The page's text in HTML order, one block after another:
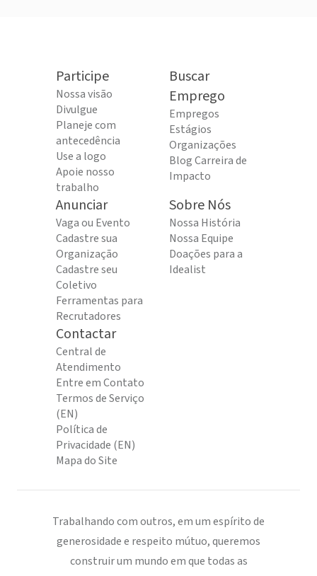
Participe
Nossa visão
Divulgue
Planeje com
antecedência
Use a logo
Apoie nosso
trabalho
Buscar
Emprego
Empregos
Estágios
Organizações
Blog Carreira de
Impacto
Anunciar
Vaga ou Evento
Cadastre sua
Organização
Cadastre seu
Coletivo
Ferramentas para
Recrutadores
Sobre Nós
Nossa História
Nossa Equipe
Doações para a
Idealist
Contactar
Central de
Atendimento
Entre em Contato
Termos de Serviço
(EN)
Política de
Privacidade (EN)
Mapa do Site
Trabalhando com outros, em um espírito de
generosidade e respeito mútuo, queremos
construir um mundo em que todas as